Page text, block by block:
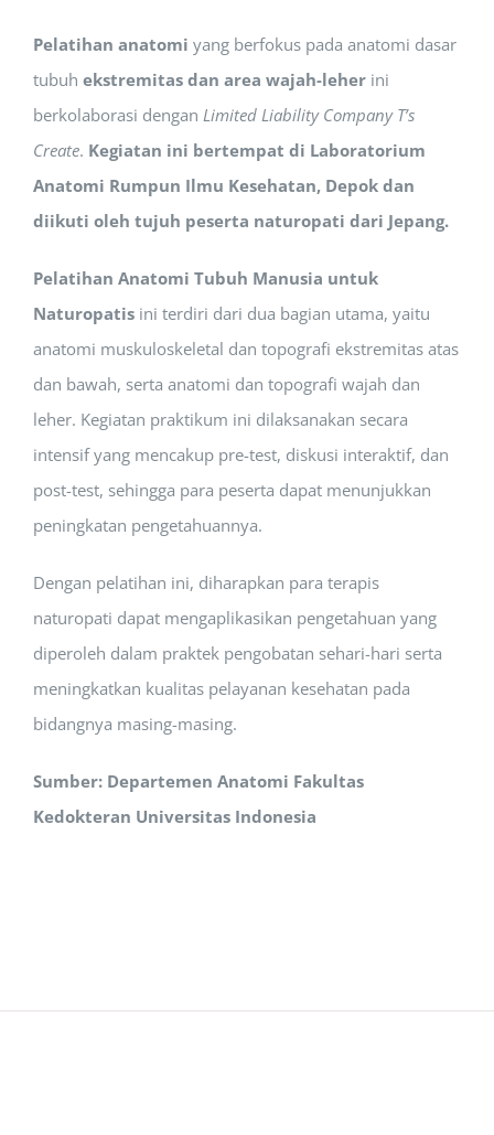
Pelatihan anatomi yang berfokus pada anatomi dasar
tubuh ekstremitas dan area wajah-leher ini
berkolaborasi dengan Limited Liability Company T’s
Create. Kegiatan ini bertempat di Laboratorium
Anatomi Rumpun Ilmu Kesehatan, Depok dan
diikuti oleh tujuh peserta naturopati dari Jepang.
Pelatihan Anatomi Tubuh Manusia untuk
Naturopatis ini terdiri dari dua bagian utama, yaitu
anatomi muskuloskeletal dan topografi ekstremitas atas
dan bawah, serta anatomi dan topografi wajah dan
leher. Kegiatan praktikum ini dilaksanakan secara
intensif yang mencakup pre-test, diskusi interaktif, dan
post-test, sehingga para peserta dapat menunjukkan
peningkatan pengetahuannya.
Dengan pelatihan ini, diharapkan para terapis
naturopati dapat mengaplikasikan pengetahuan yang
diperoleh dalam praktek pengobatan sehari-hari serta
meningkatkan kualitas pelayanan kesehatan pada
bidangnya masing-masing.
Sumber: Departemen Anatomi Fakultas
Kedokteran Universitas Indonesia